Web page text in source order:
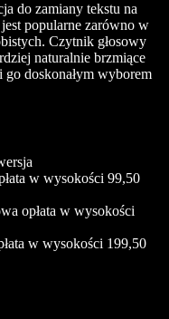
do zamiany tekstu na
popularne zarówno w
Czytnik głosowy
naturalnie brzmiące
doskonałym wyborem
w wysokości 99,50
opłata w wysokości
w wysokości 199,50